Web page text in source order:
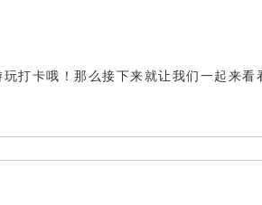
打卡哦！那么接下来就让我们一起来